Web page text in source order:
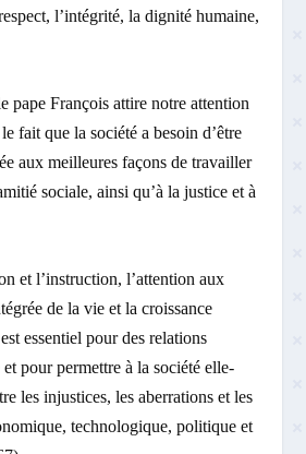
l’intégrité, la dignité humaine,
pape François attire notre attention
fait que la société a besoin d’être
aux meilleures façons de travailler
sociale, ainsi qu’à la justice et à
et l’instruction, l’attention aux
de la vie et la croissance
essentiel pour des relations
pour permettre à la société elle-
les injustices, les aberrations et les
technologique, politique et